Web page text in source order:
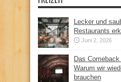
Lecker und
Restaurants
Juni 2, 2026
Das
Warum wir
brauchen